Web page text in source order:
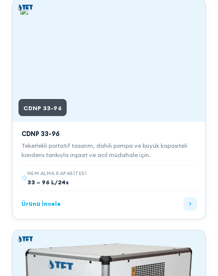
CDNP 33-96
CDNP 33-96
Tekerlekli portatif tasarım, dahili pompa ve büyük kapasiteli
kondens tankıyla inşaat ve acil müdahale için.
NEM ALMA KAPASITESI
33 – 96 L/24s
Ürünü İncele